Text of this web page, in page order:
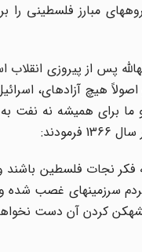
پس از پیروزی
هیچ آزاده‏ای،
برای همیشه نه نفت به
فکر نجات فلسطین
سرزمین‏های غصب شده و
کردن آن دست